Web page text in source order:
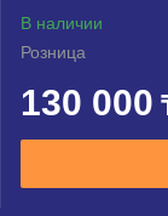
В наличии
Розница
130 000